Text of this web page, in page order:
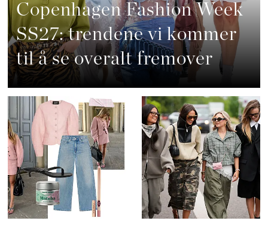
Copenhagen Fashion Week
SS27: trendene vi kommer
til å se overalt fremover